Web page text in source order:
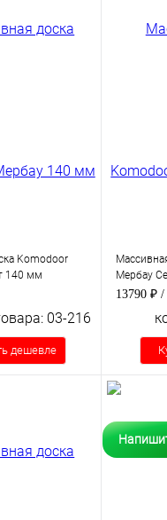
Komodoor
140 мм
03-216
дешевле
Мербау
13790 ₽ /